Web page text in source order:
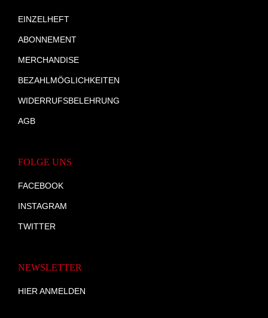
EINZELHEFT
ABONNEMENT
MERCHANDISE
BEZAHLMÖGLICHKEITEN
WIDERRUFSBELEHRUNG
AGB
FOLGE UNS
FACEBOOK
INSTAGRAM
TWITTER
NEWSLETTER
HIER ANMELDEN